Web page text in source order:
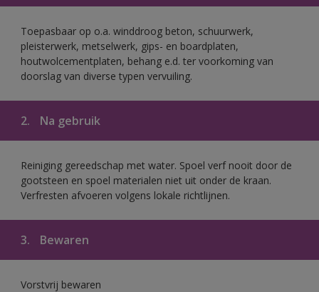
Toepasbaar op o.a. winddroog beton, schuurwerk,
pleisterwerk, metselwerk, gips- en boardplaten,
houtwolcementplaten, behang e.d. ter voorkoming van
doorslag van diverse typen vervuiling.
2. Na gebruik
Reiniging gereedschap met water. Spoel verf nooit door de
gootsteen en spoel materialen niet uit onder de kraan.
Verfresten afvoeren volgens lokale richtlijnen.
3. Bewaren
Vorstvrij bewaren